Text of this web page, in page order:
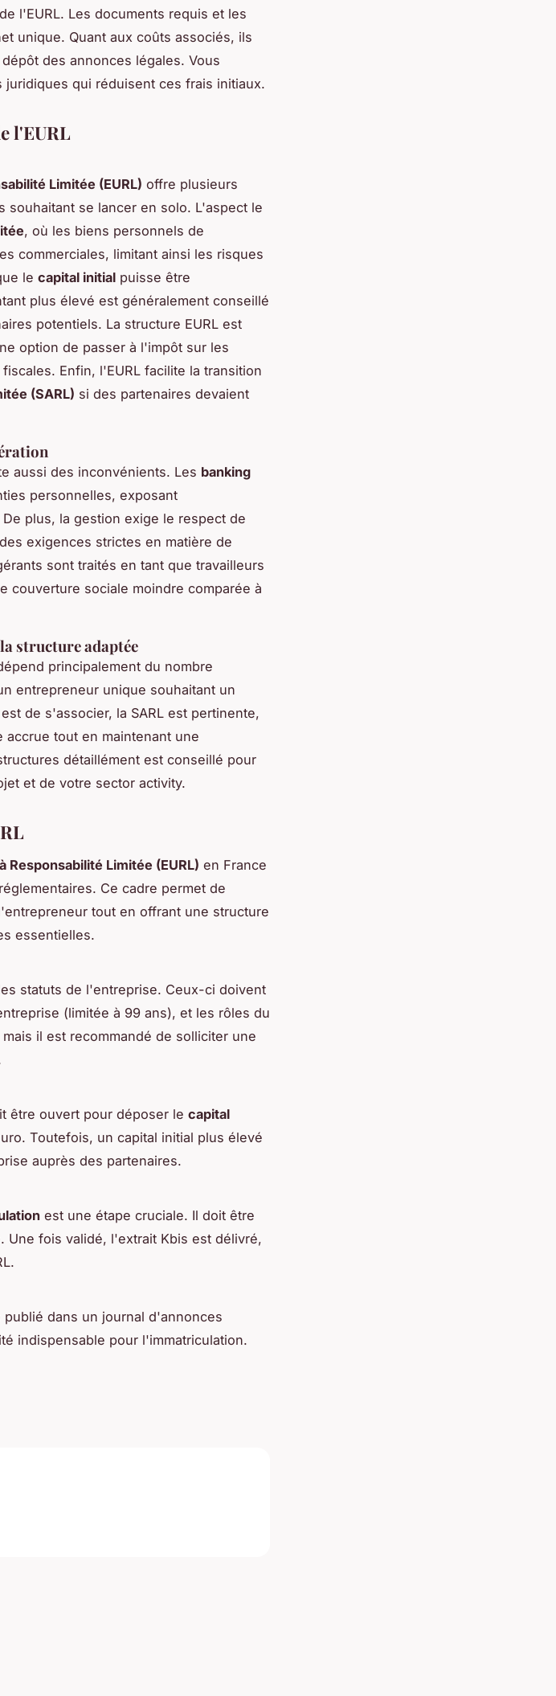
l'EURL. Les documents requis et les
unique. Quant aux coûts associés, ils
des annonces légales. Vous
juridiques qui réduisent ces frais initiaux.
l'EURL
Limitée (EURL) offre plusieurs
souhaitant se lancer en solo. L'aspect le
, où les biens personnels de
commerciales, limitant ainsi les risques
le capital initial puisse être
plus élevé est généralement conseillé
potentiels. La structure EURL est
option de passer à l'impôt sur les
Enfin, l'EURL facilite la transition
(SARL) si des partenaires devaient
aussi des inconvénients. Les banking
personnelles, exposant
plus, la gestion exige le respect de
exigences strictes en matière de
sont traités en tant que travailleurs
couverture sociale moindre comparée à
structure adaptée
principalement du nombre
entrepreneur unique souhaitant un
de s'associer, la SARL est pertinente,
tout en maintenant une
détaillément est conseillé pour
et de votre sector activity.
Responsabilité Limitée (EURL) en France
Ce cadre permet de
tout en offrant une structure
essentielles.
statuts de l'entreprise. Ceux-ci doivent
(limitée à 99 ans), et les rôles du
il est recommandé de solliciter une
être ouvert pour déposer le capital
Toutefois, un capital initial plus élevé
auprès des partenaires.
est une étape cruciale. Il doit être
Une fois validé, l'extrait Kbis est délivré,
dans un journal d'annonces
indispensable pour l'immatriculation.